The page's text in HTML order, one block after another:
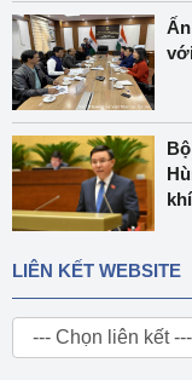
LIÊN KẾT WEBSITE